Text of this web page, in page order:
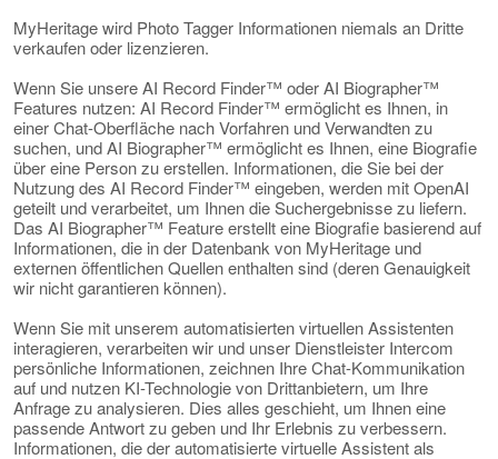
MyHeritage wird Photo Tagger Informationen niemals an Dritte
verkaufen oder lizenzieren.
Wenn Sie unsere AI Record Finder™ oder AI Biographer™
Features nutzen: AI Record Finder™ ermöglicht es Ihnen, in
einer Chat-Oberfläche nach Vorfahren und Verwandten zu
suchen, und AI Biographer™ ermöglicht es Ihnen, eine Biografie
über eine Person zu erstellen. Informationen, die Sie bei der
Nutzung des AI Record Finder™ eingeben, werden mit OpenAI
geteilt und verarbeitet, um Ihnen die Suchergebnisse zu liefern.
Das AI Biographer™ Feature erstellt eine Biografie basierend auf
Informationen, die in der Datenbank von MyHeritage und
externen öffentlichen Quellen enthalten sind (deren Genauigkeit
wir nicht garantieren können).
Wenn Sie mit unserem automatisierten virtuellen Assistenten
interagieren, verarbeiten wir und unser Dienstleister Intercom
persönliche Informationen, zeichnen Ihre Chat-Kommunikation
auf und nutzen KI-Technologie von Drittanbietern, um Ihre
Anfrage zu analysieren. Dies alles geschieht, um Ihnen eine
passende Antwort zu geben und Ihr Erlebnis zu verbessern.
Informationen, die der automatisierte virtuelle Assistent als